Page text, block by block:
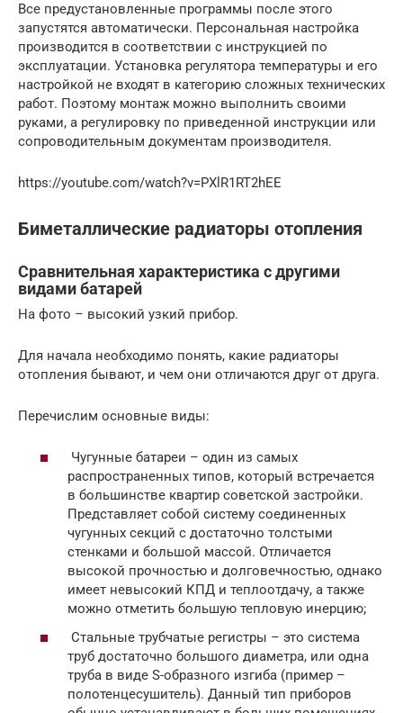
Все предустановленные программы после этого
запустятся автоматически. Персональная настройка
производится в соответствии с инструкцией по
эксплуатации. Установка регулятора температуры и его
настройкой не входят в категорию сложных технических
работ. Поэтому монтаж можно выполнить своими
руками, а регулировку по приведенной инструкции или
сопроводительным документам производителя.
https://youtube.com/watch?v=PXlR1RT2hEE
Биметаллические радиаторы отопления
Сравнительная характеристика с другими
видами батарей
На фото – высокий узкий прибор.
Для начала необходимо понять, какие радиаторы
отопления бывают, и чем они отличаются друг от друга.
Перечислим основные виды:
Чугунные батареи – один из самых
распространенных типов, который встречается
в большинстве квартир советской застройки.
Представляет собой систему соединенных
чугунных секций с достаточно толстыми
стенками и большой массой. Отличается
высокой прочностью и долговечностью, однако
имеет невысокий КПД и теплоотдачу, а также
можно отметить большую тепловую инерцию;
Стальные трубчатые регистры – это система
труб достаточно большого диаметра, или одна
труба в виде S-образного изгиба (пример –
полотенцесушитель). Данный тип приборов